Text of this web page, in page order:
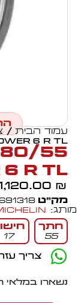
עמוד הבית/
6 R TL
6 R TL
₪
מק״ט
מותג:
חתך
55
17
צריך
נשארו במלאי